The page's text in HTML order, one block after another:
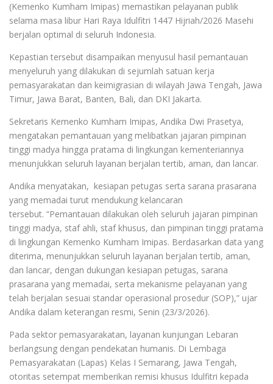
(Kemenko Kumham Imipas) memastikan pelayanan publik
selama masa libur Hari Raya Idulfitri 1447 Hijriah/2026 Masehi
berjalan optimal di seluruh Indonesia.
Kepastian tersebut disampaikan menyusul hasil pemantauan
menyeluruh yang dilakukan di sejumlah satuan kerja
pemasyarakatan dan keimigrasian di wilayah Jawa Tengah, Jawa
Timur, Jawa Barat, Banten, Bali, dan DKI Jakarta.
Sekretaris Kemenko Kumham Imipas, Andika Dwi Prasetya,
mengatakan pemantauan yang melibatkan jajaran pimpinan
tinggi madya hingga pratama di lingkungan kementeriannya
menunjukkan seluruh layanan berjalan tertib, aman, dan lancar.
Andika menyatakan, kesiapan petugas serta sarana prasarana
yang memadai turut mendukung kelancaran
tersebut. “Pemantauan dilakukan oleh seluruh jajaran pimpinan
tinggi madya, staf ahli, staf khusus, dan pimpinan tinggi pratama
di lingkungan Kemenko Kumham Imipas. Berdasarkan data yang
diterima, menunjukkan seluruh layanan berjalan tertib, aman,
dan lancar, dengan dukungan kesiapan petugas, sarana
prasarana yang memadai, serta mekanisme pelayanan yang
telah berjalan sesuai standar operasional prosedur (SOP),” ujar
Andika dalam keterangan resmi, Senin (23/3/2026).
Pada sektor pemasyarakatan, layanan kunjungan Lebaran
berlangsung dengan pendekatan humanis. Di Lembaga
Pemasyarakatan (Lapas) Kelas I Semarang, Jawa Tengah,
otoritas setempat memberikan remisi khusus Idulfitri kepada